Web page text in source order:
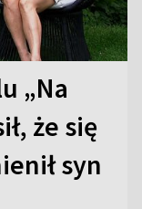
„Na
że się
syn